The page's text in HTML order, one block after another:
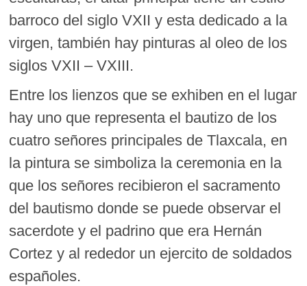
barroco del siglo VXII y esta dedicado a la
virgen, también hay pinturas al oleo de los
siglos VXII – VXIII.
Entre los lienzos que se exhiben en el lugar
hay uno que representa el bautizo de los
cuatro señores principales de Tlaxcala, en
la pintura se simboliza la ceremonia en la
que los señores recibieron el sacramento
del bautismo donde se puede observar el
sacerdote y el padrino que era Hernán
Cortez y al rededor un ejercito de soldados
españoles.